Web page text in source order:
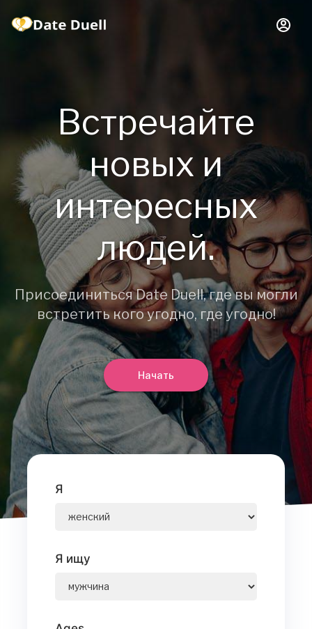
Встречайте
новых и
интересных
людей.
Присоединиться Date Duell, где вы могли
встретить кого угодно, где угодно!
Начать
Я
Я ищу